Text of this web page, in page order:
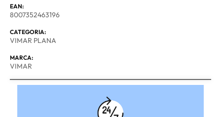
EAN:
8007352463196
CATEGORIA:
VIMAR PLANA
MARCA:
VIMAR